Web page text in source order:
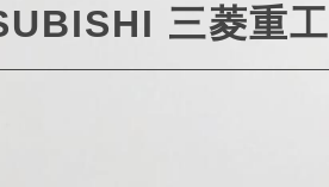
三菱重工